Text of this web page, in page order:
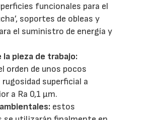
funcionales para el
soportes de obleas y
el suministro de energía y
la pieza de trabajo:
orden de unos pocos
superficial a
a Ra 0,1 µm.
estos